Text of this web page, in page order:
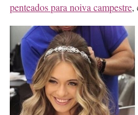
penteados para noiva campestre,